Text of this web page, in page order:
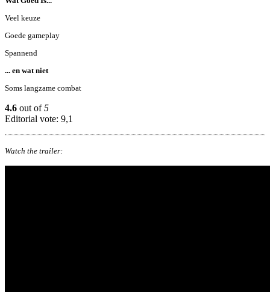
Veel keuze
Goede gameplay
Spannend
... en wat niet
Soms langzame combat
4.6 out of5
Editorial vote: 9,1
Watch the trailer: